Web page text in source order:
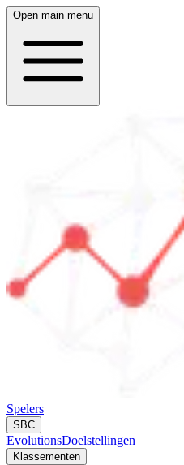
Open main menu
Spelers
SBC
EvolutionsDoelstellingen
Klassementen